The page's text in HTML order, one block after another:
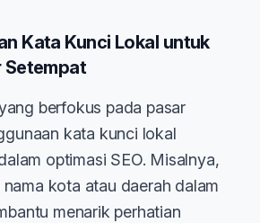
Kata Kunci Lokal untuk
Setempat
berfokus pada pasar
kata kunci lokal
optimasi SEO. Misalnya,
kota atau daerah dalam
menarik perhatian